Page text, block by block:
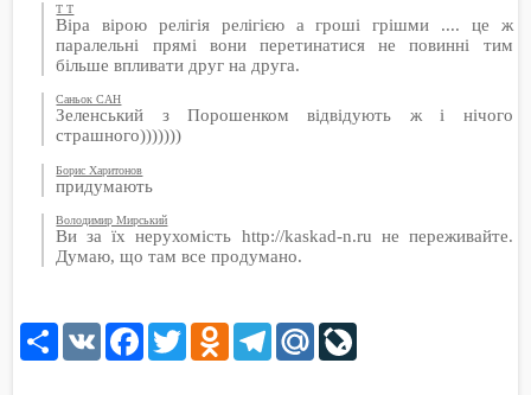
T T
Віра вірою релігія релігією а гроші грішми .... це ж
паралельні прямі вони перетинатися не повинні тим
більше впливати друг на друга.
Саньок САН
Зеленський з Порошенком відвідують ж і нічого
страшного)))))))
Борис Харитонов
придумають
Володимир Мирський
Ви за їх нерухомість http://kaskad-n.ru не переживайте.
Думаю, що там все продумано.
Share VK Facebook
TwitterOdnoklassniki
TelegramMail.Ru